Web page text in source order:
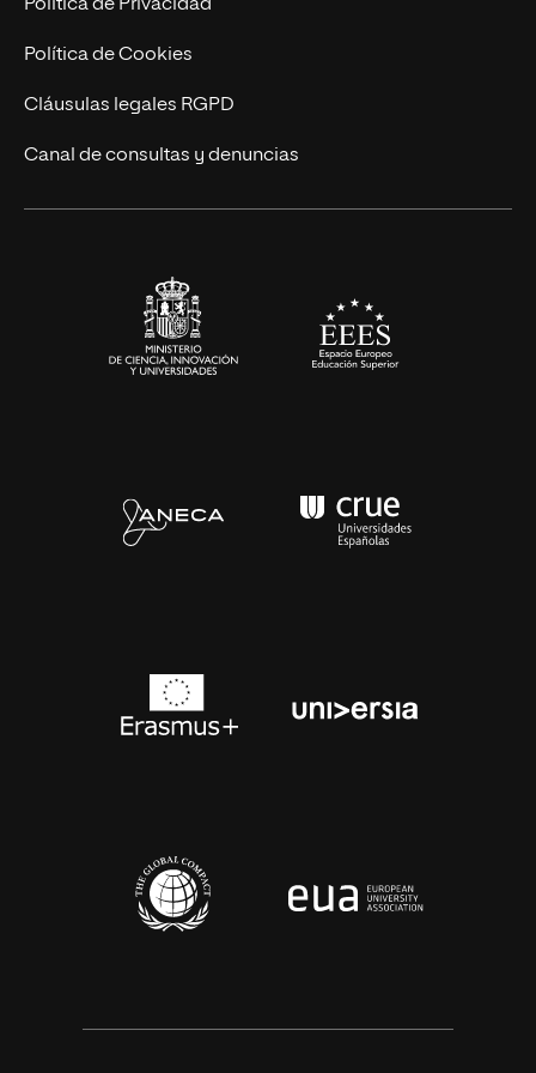
Cursos Universitarios
Actualidad
UNIR Revista
Eventos
Política de Privacidad
Política de Cookies
Cláusulas legales RGPD
Canal de consultas y denuncias